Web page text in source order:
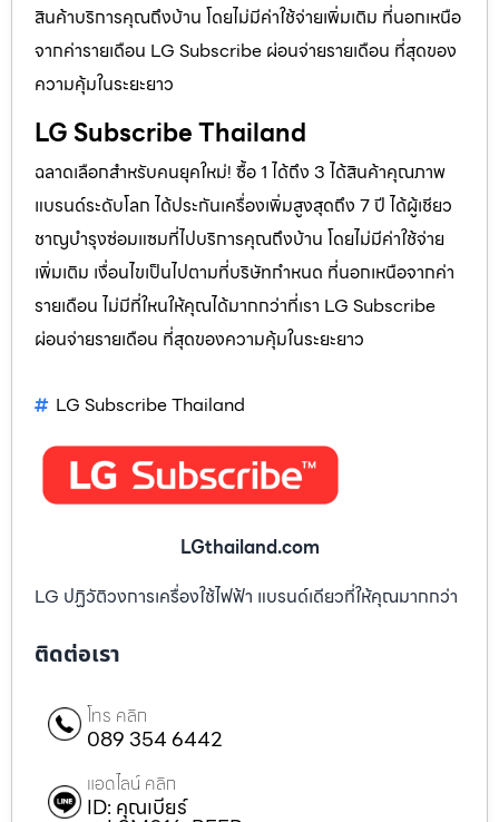
สินค้าบริการคุณถึงบ้าน โดยไม่มีค่าใช้จ่ายเพิ่มเติม ที่นอกเหนือ
จากค่ารายเดือน LG Subscribe ผ่อนจ่ายรายเดือน ที่สุดของ
ความคุ้มในระยะยาว
LG Subscribe Thailand
ฉลาดเลือกสำหรับคนยุคใหม่! ซื้อ 1 ได้ถึง 3 ได้สินค้าคุณภาพ
แบรนด์ระดับโลก ได้ประกันเครื่องเพิ่มสูงสุดถึง 7 ปี ได้ผู้เชียว
ชาญบำรุงซ่อมแซมที่ไปบริการคุณถึงบ้าน โดยไม่มีค่าใช้จ่าย
เพิ่มเติม เงื่อนไขเป็นไปตามที่บริษัทกำหนด ที่นอกเหนือจากค่า
รายเดือน ไม่มีที่ใหนให้คุณได้มากกว่าที่เรา LG Subscribe
ผ่อนจ่ายรายเดือน ที่สุดของความคุ้มในระยะยาว
LG Subscribe Thailand
LGthailand.com
LG ปฏิวัติวงการเครื่องใช้ไฟฟ้า แบรนด์เดียวที่ให้คุณมากกว่า
ติดต่อเรา
โทร คลิก
089 354 6442
แอดไลน์ คลิก
ID: คุณเบียร์